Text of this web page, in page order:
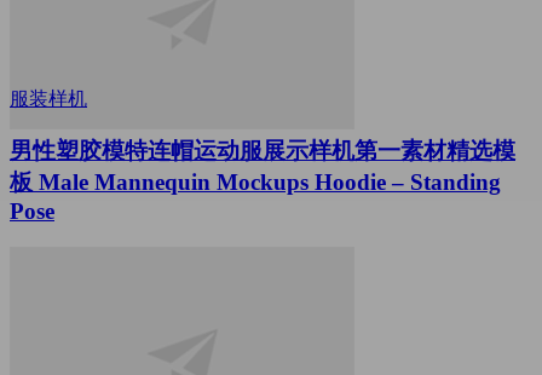
服装样机
男性塑胶模特连帽运动服展示样机第一素材精选模
板 Male Mannequin Mockups Hoodie – Standing
Pose